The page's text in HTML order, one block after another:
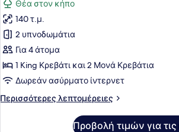
των
φωτογραφιών
για
Σουίτα,
2
Υπνοδωμάτια
Θέα στον κήπο
140 τ.μ.
2 υπνοδωμάτια
Για 4 άτομα
1 King Κρεβάτι και 2 Μονά Κρεβάτια
Δωρεάν ασύρματο ίντερνετ
Περισσότερες λεπτομέρειες
Περισσότερες
Προβολή τιμών για